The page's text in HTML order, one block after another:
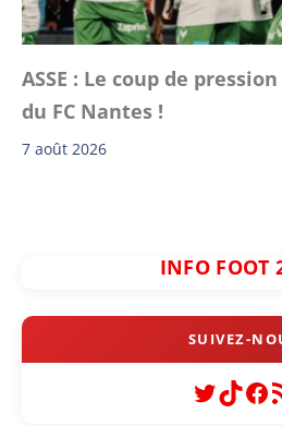
ASSE : Le coup de
du FC Nantes !
7 août 2026
INFO FOOT
Twitter